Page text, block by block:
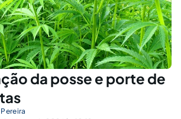
da posse e porte de